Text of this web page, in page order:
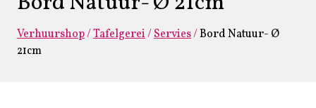
Verhuurshop/Tafelgerei/Servies/Bord Natuur- Ø
21cm